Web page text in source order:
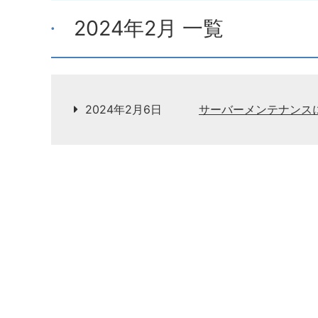
2024年2月 一覧
2024年2月6日 サーバーメンテナンス